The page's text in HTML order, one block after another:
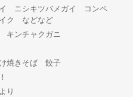
イ ニシキツバメガイ コンペ
ク などなど
キンチャクガニ
焼きそば 餃子
り